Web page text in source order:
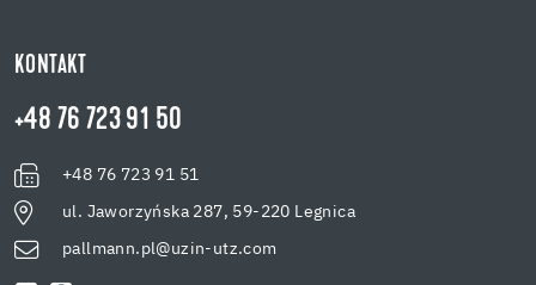
KONTAKT
+48 76 723 91 50
+48 76 723 91 51
ul. Jaworzyńska 287, 59-220 Legnica
pallmann.pl@uzin-utz.com